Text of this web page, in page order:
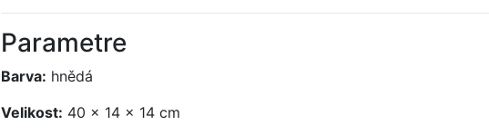
Parametre
Barva: hnědá
Velikost: 40 x 14 x 14 cm